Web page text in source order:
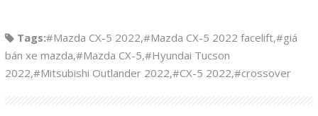
Tags:#Mazda CX-5 2022,#Mazda CX-5 2022 facelift,#giá
bán xe mazda,#Mazda CX-5,#Hyundai Tucson
2022,#Mitsubishi Outlander 2022,#CX-5 2022,#crossover